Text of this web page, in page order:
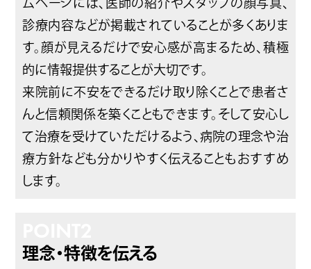
ムページには、医師の紹介やスタッフの顔写真、
診療内容などが掲載されていることが多くありま
す。顔が見えるだけで安心感が高まるため、積極
的に情報提供することが大切です。
来院前に不安をできるだけ取り除くことで患者さ
んと信頼関係を築くこともできます。そして安心し
て治療を受けていただけるよう、病院の理念や治
療方針なども分かりやすく伝えることもおすすめ
します。
理念・特徴を伝える